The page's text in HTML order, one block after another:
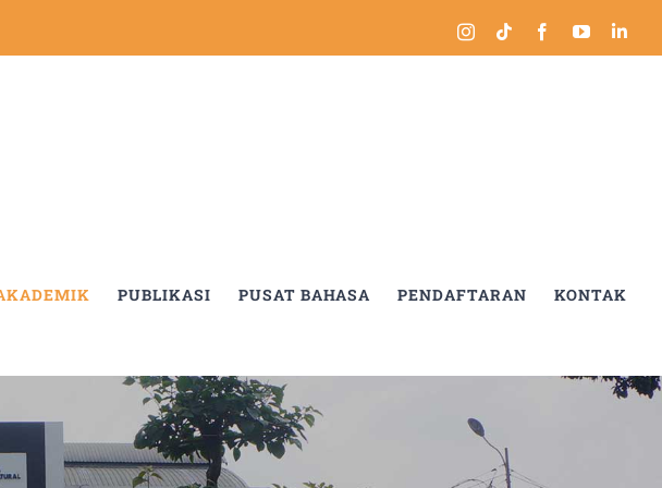
Instagram
Tiktok FacebookYouTube
PUBLIKASI PUSAT BAHASA PENDAFTARAN KONTAK